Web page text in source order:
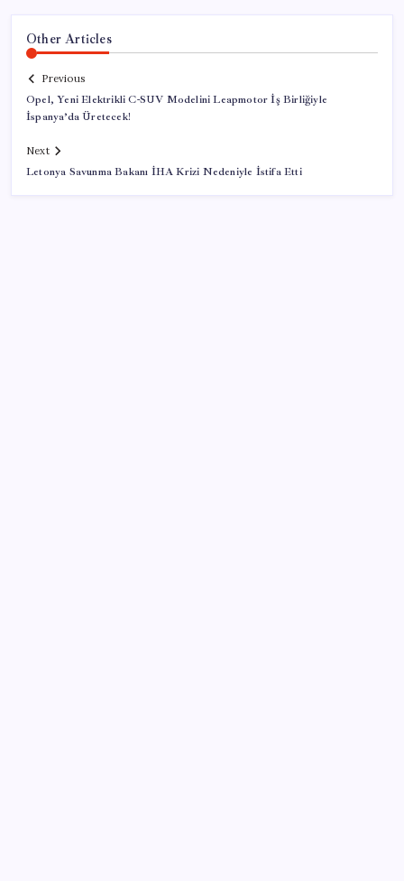
Other Articles
Previous
Opel, Yeni Elektrikli C-SUV Modelini Leapmotor İş Birliğiyle
İspanya’da Üretecek!
Next
Letonya Savunma Bakanı İHA Krizi Nedeniyle İstifa Etti